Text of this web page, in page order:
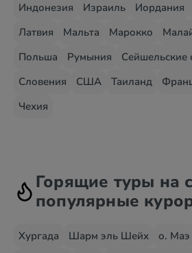
Индонезия
Израиль Иордания
Латвия
Мальта Марокко
Польша
Румыния Сейшельские
Словения
США Таиланд
Чехия
Горящие туры на
популярные
Хургада Шарм эль Шейх о. Маэ